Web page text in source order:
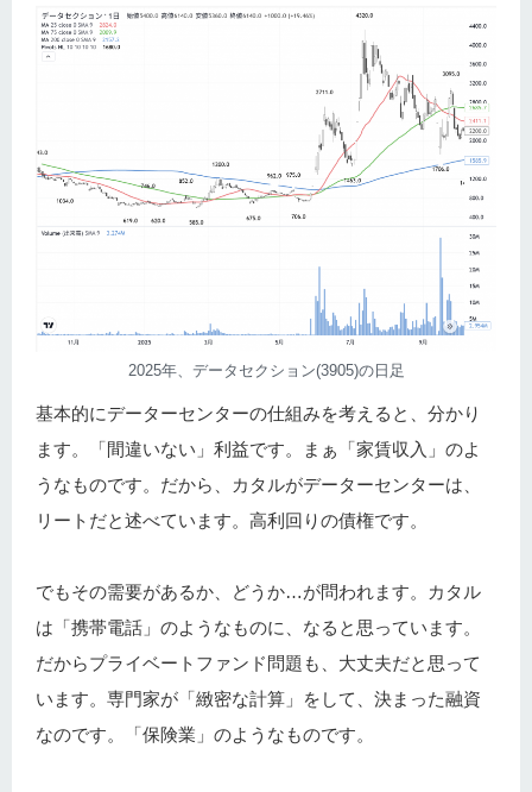
2025年、データセクション(3905)の日足
基本的にデーターセンターの仕組みを考えると、分かり
ます。「間違いない」利益です。まぁ「家賃収入」のよ
うなものです。だから、カタルがデーターセンターは、
リートだと述べています。高利回りの債権です。
でもその需要があるか、どうか…が問われます。カタル
は「携帯電話」のようなものに、なると思っています。
だからプライベートファンド問題も、大丈夫だと思って
います。専門家が「緻密な計算」をして、決まった融資
なのです。「保険業」のようなものです。